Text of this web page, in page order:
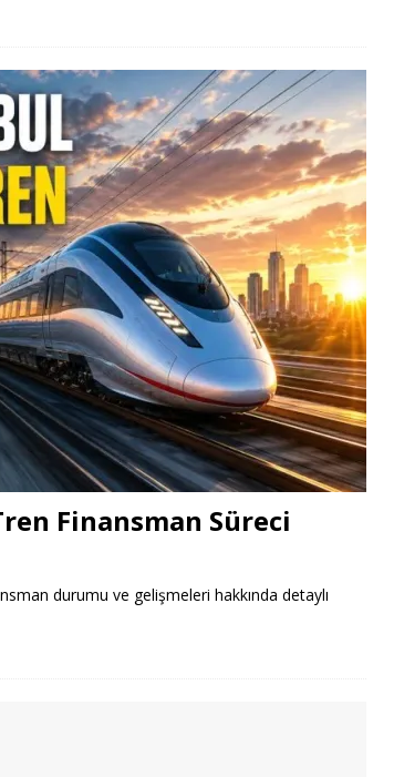
Finansman Süreci
durumu ve gelişmeleri hakkında detaylı